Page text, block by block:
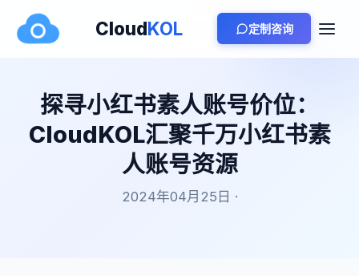
CloudKOL 定制咨询
探寻小红书素人账号价位：
CloudKOL汇聚千万小红书素
人账号资源
2024年04月25日 ·